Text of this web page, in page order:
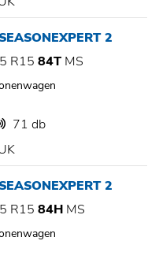
2
R15 84T MS
71 db
2
R15 84H MS